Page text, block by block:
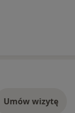
Umów wizytę